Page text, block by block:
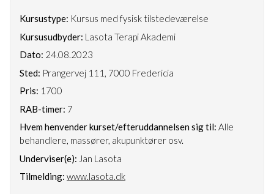
Kursustype: Kursus med fysisk tilstedeværelse
Kursusudbyder: Lasota Terapi Akademi
Dato: 24.08.2023
Sted: Prangervej 111, 7000 Fredericia
Pris: 1700
RAB-timer: 7
Hvem henvender kurset/efteruddannelsen sig til: Alle
behandlere, massører, akupunktører osv.
Underviser(e): Jan Lasota
Tilmelding: www.lasota.dk